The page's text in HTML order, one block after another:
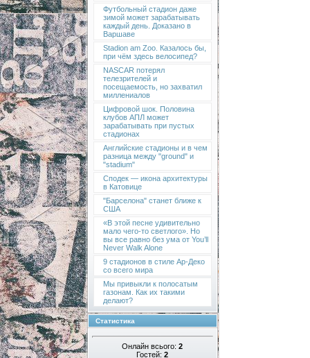
Футбольный стадион даже
зимой может зарабатывать
каждый день. Доказано в
Варшаве
Stadion am Zoo. Казалось бы,
при чём здесь велосипед?
NASCAR потерял
телезрителей и
посещаемость, но захватил
миллениалов
Цифровой шок. Половина
клубов АПЛ может
зарабатывать при пустых
стадионах
Английские стадионы и в чем
разница между "ground" и
"stadium"
Сподек — икона архитектуры
в Катовице
"Барселона" станет ближе к
США
«В этой песне удивительно
мало чего-то светлого». Но
вы все равно без ума от You’ll
Never Walk Alone
9 стадионов в стиле Ар-Деко
со всего мира
Мы привыкли к полосатым
газонам. Как их такими
делают?
Статистика
Онлайн всього: 2
Гостей: 2